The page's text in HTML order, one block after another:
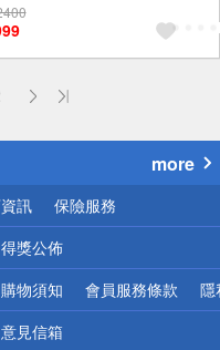
訂單滿 2000 元折抵 100元
運費不算在 2000 元的範圍
內）
more
訊 保險服務
得獎公佈
購物須知 會員服務條款 隱
意見信箱